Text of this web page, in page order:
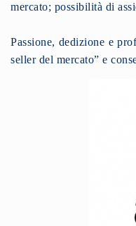
mercato; possibilità di
Passione, dedizione e
seller del mercato” e